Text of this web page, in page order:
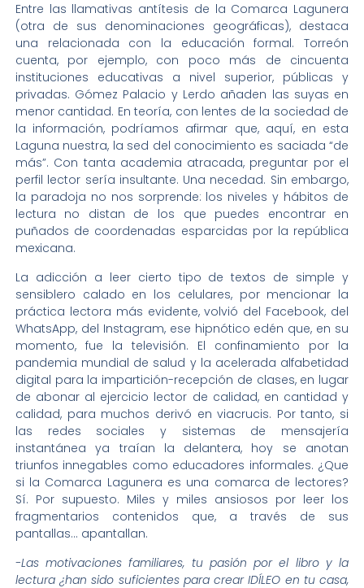
Entre las llamativas antítesis de la Comarca Lagunera
(otra de sus denominaciones geográficas), destaca
una relacionada con la educación formal. Torreón
cuenta, por ejemplo, con poco más de cincuenta
instituciones educativas a nivel superior, públicas y
privadas. Gómez Palacio y Lerdo añaden las suyas en
menor cantidad. En teoría, con lentes de la sociedad de
la información, podríamos afirmar que, aquí, en esta
Laguna nuestra, la sed del conocimiento es saciada “de
más”. Con tanta academia atracada, preguntar por el
perfil lector sería insultante. Una necedad. Sin embargo,
la paradoja no nos sorprende: los niveles y hábitos de
lectura no distan de los que puedes encontrar en
puñados de coordenadas esparcidas por la república
mexicana.
La adicción a leer cierto tipo de textos de simple y
sensiblero calado en los celulares, por mencionar la
práctica lectora más evidente, volvió del Facebook, del
WhatsApp, del Instagram, ese hipnótico edén que, en su
momento, fue la televisión. El confinamiento por la
pandemia mundial de salud y la acelerada alfabetidad
digital para la impartición-recepción de clases, en lugar
de abonar al ejercicio lector de calidad, en cantidad y
calidad, para muchos derivó en viacrucis. Por tanto, si
las redes sociales y sistemas de mensajería
instantánea ya traían la delantera, hoy se anotan
triunfos innegables como educadores informales. ¿Que
si la Comarca Lagunera es una comarca de lectores?
Sí. Por supuesto. Miles y miles ansiosos por leer los
fragmentarios contenidos que, a través de sus
pantallas… apantallan.
-Las motivaciones familiares, tu pasión por el libro y la
lectura ¿han sido suficientes para crear IDÍLEO en tu casa,